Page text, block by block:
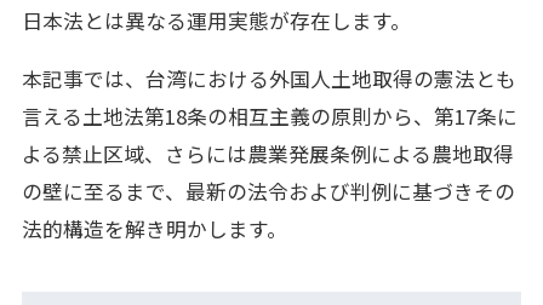
日本法とは異なる運用実態が存在します。
本記事では、台湾における外国人土地取得の憲法とも
言える土地法第18条の相互主義の原則から、第17条に
よる禁止区域、さらには農業発展条例による農地取得
の壁に至るまで、最新の法令および判例に基づきその
法的構造を解き明かします。